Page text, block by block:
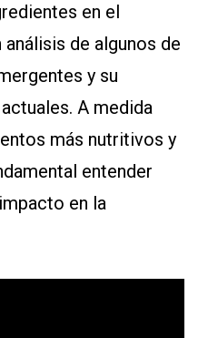
en el
de algunos de
y su
A medida
más nutritivos y
entender
en la